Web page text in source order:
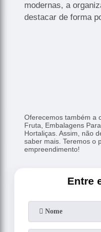
modernas, a
destacar de forma
Oferecemos também a
Fruta, Embalagens
Hortaliças. Assim, não
saber mais. Teremos o
empreendimento!
Entre